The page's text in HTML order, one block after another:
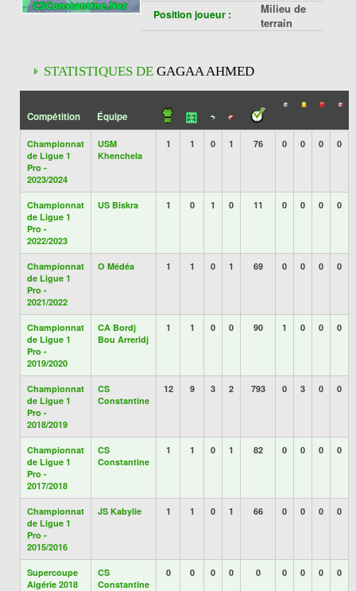
Position joueur :
Milieu de
terrain
STATISTIQUES DE GAGAA AHMED
Compétition Équipe
Championnat
de Ligue 1
Pro -
2023/2024
USM
Khenchela
1 1 0 1 76 0 0 0 0
Championnat
de Ligue 1
Pro -
2022/2023
US Biskra 1 0 1 0 11 0 0 0 0
Championnat
de Ligue 1
Pro -
2021/2022
O Médéa 1 1 0 1 69 0 0 0 0
Championnat
de Ligue 1
Pro -
2019/2020
CA Bordj
Bou Arreridj
1 1 0 0 90 1 0 0 0
Championnat
de Ligue 1
Pro -
2018/2019
CS
Constantine
12 9 3 2 793 0 3 0 0
Championnat
de Ligue 1
Pro -
2017/2018
CS
Constantine
1 1 0 1 82 0 0 0 0
Championnat
de Ligue 1
Pro -
2015/2016
JS Kabylie 1 1 0 1 66 0 0 0 0
Supercoupe
Algérie 2018
CS
Constantine
0 0 0 0 0 0 0 0 0